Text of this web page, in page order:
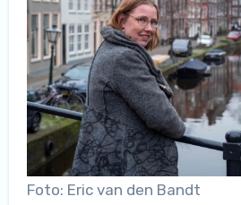
Foto: Eric van den Bandt